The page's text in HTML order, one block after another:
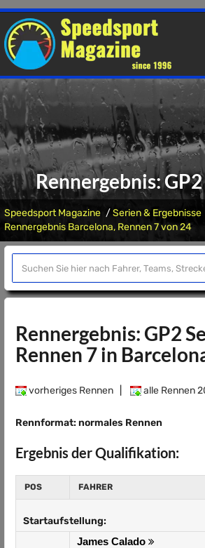
Rennergebnis:
Speedsport Magazine Serien & Ergebnisse
Rennergebnis Barcelona, Rennen 7 von 24
Rennergebnis: GP2
Rennen 7 in
vorheriges Rennen alle Rennen
Rennformat: normales Rennen
Ergebnis der Qualifikation:
POS FAHRER
Startaufstellung:
James Calado